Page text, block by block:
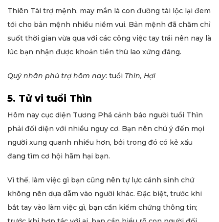
Thiên Tài trợ mệnh, may mắn là con đường tài lộc lại đem
tới cho bản mệnh nhiều niềm vui. Bản mệnh đã chăm chỉ
suốt thời gian vừa qua với các công việc tay trái nên nay là
lúc bạn nhận được khoản tiền thù lao xứng đáng.
Quý nhân phù trợ hôm nay: tuổi Thìn, Hợi
5. Tử vi tuổi Thìn
Hôm nay cục diện Tương Phá cảnh báo người tuổi Thìn
phải đối diện với nhiều nguy cơ. Bạn nên chú ý đến mọi
người xung quanh nhiều hơn, bởi trong đó có kẻ xấu
đang tìm cơ hội hãm hại bạn.
Vì thế, làm việc gì bạn cũng nên tự lực cánh sinh chứ
không nên dựa dẫm vào người khác. Đặc biệt, trước khi
bắt tay vào làm việc gì, bạn cần kiểm chứng thông tin;